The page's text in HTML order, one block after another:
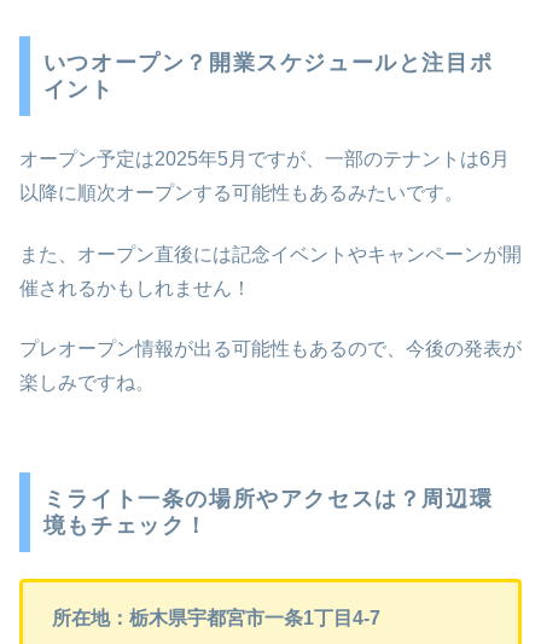
いつオープン？開業スケジュールと注目ポ
イント
オープン予定は2025年5月ですが、一部のテナントは6月
以降に順次オープンする可能性もあるみたいです。
また、オープン直後には記念イベントやキャンペーンが開
催されるかもしれません！
プレオープン情報が出る可能性もあるので、今後の発表が
楽しみですね。
ミライト一条の場所やアクセスは？周辺環
境もチェック！
所在地：栃木県宇都宮市一条1丁目4-7